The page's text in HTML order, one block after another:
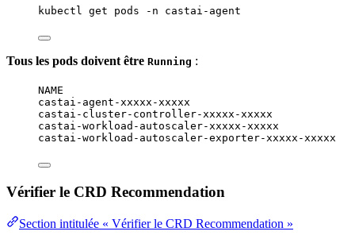
kubectl get pods -n castai-agent
Tous les pods doivent être Running :
NAME
castai-agent-xxxxx-xxxxx
castai-cluster-controller-xxxxx-xxxxx
castai-workload-autoscaler-xxxxx-xxxxx
castai-workload-autoscaler-exporter-xxxxx-
Vérifier le CRD Recommendation
Section intitulée « Vérifier le CRD Recommendation »